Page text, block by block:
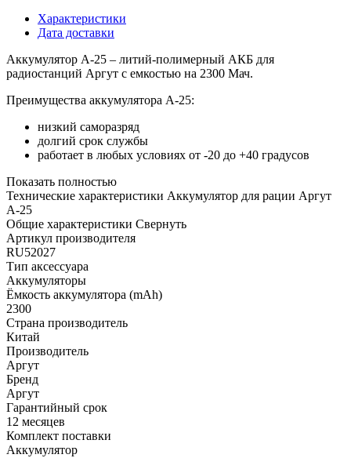
Характеристики
Дата доставки
Аккумулятор А-25 – литий-полимерный АКБ для
радиостанций Аргут с емкостью на 2300 Мач.
Преимущества аккумулятора А-25:
низкий саморазряд
долгий срок службы
работает в любых условиях от -20 до +40 градусов
Показать полностью
Технические характеристики Аккумулятор для рации Аргут
А-25
Общие характеристики Свернуть
Артикул производителя
RU52027
Тип аксессуара
Аккумуляторы
Ёмкость аккумулятора (mAh)
2300
Страна производитель
Китай
Производитель
Аргут
Бренд
Аргут
Гарантийный срок
12 месяцев
Комплект поставки
Аккумулятор